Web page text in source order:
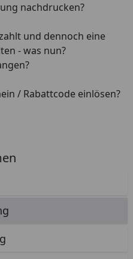
nachdrucken?
und dennoch eine
- was nun?
/ Rabattcode einlösen?